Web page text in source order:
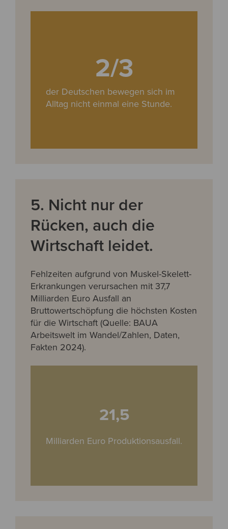
2/3
der Deutschen bewegen sich im
Alltag nicht einmal eine Stunde.
5. Nicht nur der
Rücken, auch die
Wirtschaft leidet.
Fehlzeiten aufgrund von Muskel-Skelett-
Erkrankungen verursachen mit 37,7
Milliarden Euro Ausfall an
Bruttowertschöpfung die höchsten Kosten
für die Wirtschaft (Quelle: BAUA
Arbeitswelt im Wandel/Zahlen, Daten,
Fakten 2024).
21,5
Milliarden Euro Produktionsausfall.